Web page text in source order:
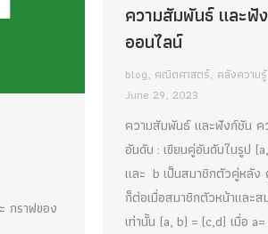
กราฟของ
ความสัมพันธ์ และ
ออนไลน์
blog, คณิตศาสตร์, คลังความ
June 29, 2023
ความสัมพันธ์ และฟังก์ชัน
อันดับ : เขียนคู่อันดับในรูป
และ b เป็นสมาชิกตัวคู่หลัง
ก็ต่อเมื่อสมาชิกตัวหน้าและ
เท่านั้น (a, b) = (c,d) เมื่อ